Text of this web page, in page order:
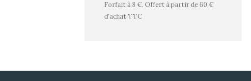
Forfait à 8 €. Offert à partir de 60 €
d'achat TTC